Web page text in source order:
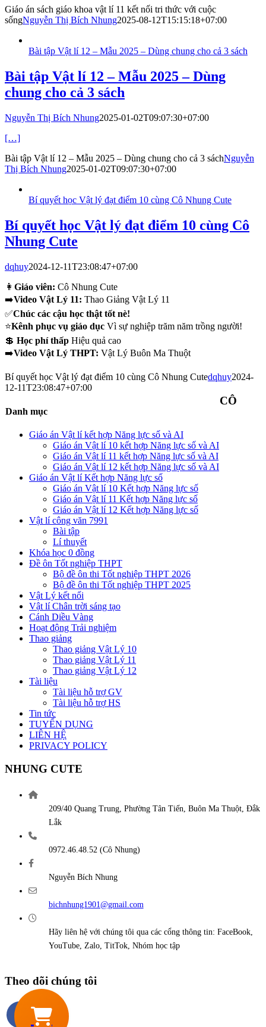
Giáo án sách giáo khoa vật lí 11 kết nối tri thức với cuộc
sốngNguyễn Thị Bích Nhung2025-08-12T15:15:18+07:00
Bài tập Vật lí 12 – Mẫu 2025 – Dùng chung cho cả 3 sách
Bài tập Vật lí 12 – Mẫu 2025 – Dùng
chung cho cả 3 sách
Nguyễn Thị Bích Nhung2025-01-02T09:07:30+07:00
[…]
Bài tập Vật lí 12 – Mẫu 2025 – Dùng chung cho cả 3 sáchNguyễn
Thị Bích Nhung2025-01-02T09:07:30+07:00
Bí quyết học Vật lý đạt điểm 10 cùng Cô Nhung Cute
Bí quyết học Vật lý đạt điểm 10 cùng Cô
Nhung Cute
dqhuy2024-12-11T23:08:47+07:00
👩 Giáo viên: Cô Nhung Cute
➡️Video Vật Lý 11: Thao Giảng Vật Lý 11
✅Chúc các cậu học thật tốt nè!
⭐Kênh phục vụ giáo dục Vì sự nghiệp trăm năm trồng người!
💲 Học phí thấp Hiệu quả cao
➡️Video Vật Lý THPT: Vật Lý Buôn Ma Thuột
Bí quyết học Vật lý đạt điểm 10 cùng Cô Nhung Cutedqhuy2024-
12-11T23:08:47+07:00
Danh mục
Giáo án Vật lí kết hợp Năng lực số và AI
Giáo án Vật lí 10 kết hợp Năng lực số và AI
Giáo án Vật lí 11 kết hợp Năng lực số và AI
Giáo án Vật lí 12 kết hợp Năng lực số và AI
Giáo án Vật lí Kết hợp Năng lực số
Giáo án Vật lí 10 Kết hợp Năng lực số
Giáo án Vật lí 11 Kết hợp Năng lực số
Giáo án Vật lí 12 Kết hợp Năng lực số
Vật lí công văn 7991
Bài tập
Lí thuyết
Khóa học 0 đồng
Đề ôn Tốt nghiệp THPT
Bộ đề ôn thi Tốt nghiệp THPT 2026
Bộ đề ôn thi Tốt nghiệp THPT 2025
Vật Lý kết nối
Vật lí Chân trời sáng tạo
Cánh Diều Vàng
Hoạt động Trải nghiệm
Thao giảng
Thao giảng Vật Lý 10
Thao giảng Vật Lý 11
Thao giảng Vật Lý 12
Tài liệu
Tài liệu hỗ trợ GV
Tài liệu hỗ trợ HS
Tin tức
TUYỂN DỤNG
LIÊN HỆ
PRIVACY POLICY
CÔ
NHUNG CUTE
209/40 Quang Trung, Phường Tân Tiến, Buôn Ma Thuột, Đắk
Lắk
0972.46.48.52 (Cô Nhung)
Nguyễn Bích Nhung
bichnhung1901@gmail.com
Hãy liên hệ với chúng tôi qua các cổng thông tin: FaceBook,
YouTube, Zalo, TitTok, Nhóm học tập
Theo dõi chúng tôi